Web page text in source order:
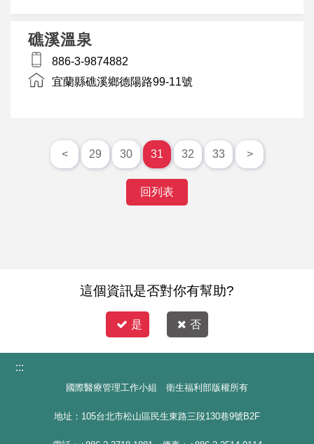
礁溪溫泉
886-3-9874882
宜蘭縣礁溪鄉德陽路99-11號
< 29 30 31 32 33 >
回列表
這個資訊是否對你有幫助?
是 否
:::
國際醫療管理工作小組 衛生福利部版權所有
地址：105台北市松山區民生東路三段130巷9號B2F